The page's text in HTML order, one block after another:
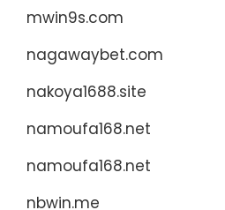
mwin9s.com
nagawaybet.com
nakoya1688.site
namoufa168.net
namoufa168.net
nbwin.me